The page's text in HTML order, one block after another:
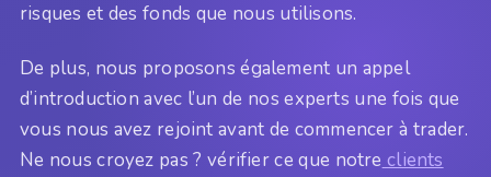
risques et des fonds que nous utilisons.
De plus, nous proposons également un appel
d’introduction avec l’un de nos experts une fois que
vous nous avez rejoint avant de commencer à trader.
Ne nous croyez pas ? vérifier ce que notre clients